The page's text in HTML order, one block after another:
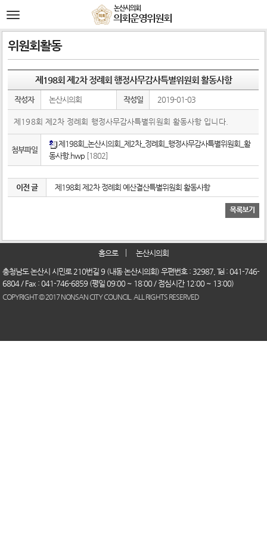
논산시의회
의회운영위원회
전
메
뉴
위원회활동
제198회 제2차 정례회 행정사무감사특별위원회 활동사항
작성자 논산시의회 작성일 2019-01-03
제198회 제2차 정례회 행정사무감사특별위원회 활동사항 입니다.
첨부파일
제198회_논산시의회_제2차_정례회_행정사무감사특별위원회_활
동사항.hwp [1802]
이전 글 제198회 제2차 정례회 예산결산특별위원회 활동사항
홈으로 논산시의회
충청남도 논산시 시민로 210번길 9 (내동 논산시의회) 우편번호 : 32987, Tel : 041-746-
6804 / Fax : 041-746-6859 (평일 09:00 ~ 18:00 / 점심시간 12:00 ~ 13:00)
COPYRIGHT © 2017 NONSAN CITY COUNCIL. ALL RIGHTS RESERVED